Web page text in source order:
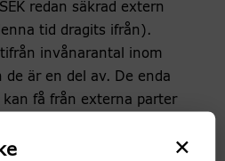
redan säkrad extern
tid dragits ifrån).
invånarantal inom
de är en del av. De enda
kan få från externa parter
NGP är alltså idag
×